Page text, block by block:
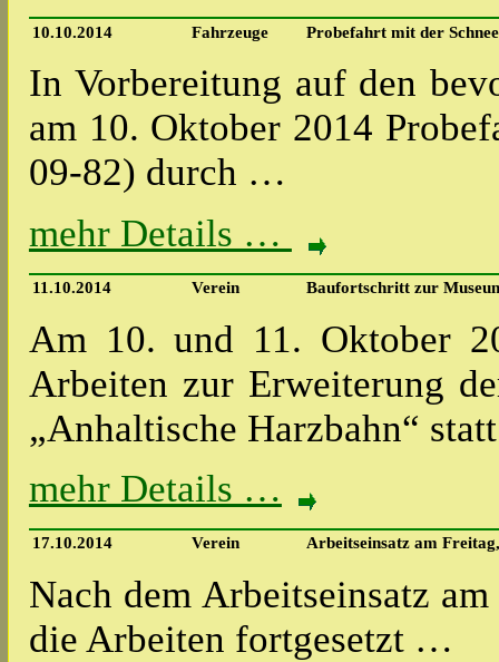
10.10.2014 Fahrzeuge Probefahrt mit der
In Vorbereitung auf den
am 10. Oktober 2014
09-82) durch …
mehr Details …
11.10.2014 Verein Baufortschritt zur
Am 10. und 11. Oktober
Arbeiten zur Erweiterung
„Anhaltische Harzbahn“
mehr Details …
17.10.2014 Verein Arbeitseinsatz am
Nach dem Arbeitseinsatz
die Arbeiten fortgesetzt …